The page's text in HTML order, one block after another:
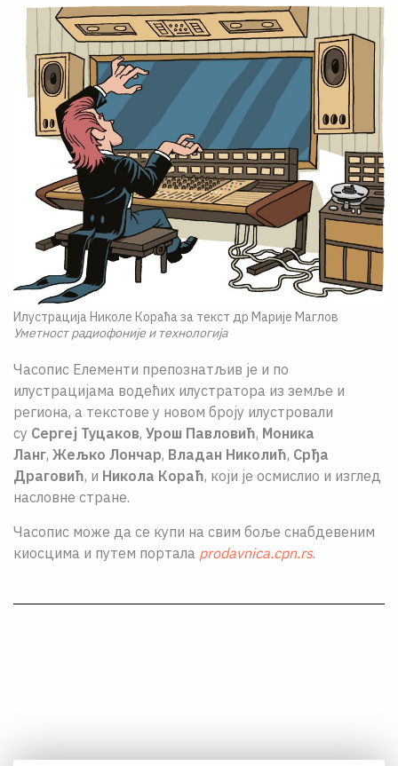
Илустрација Николе Кораћа за текст др Марије Маглов
Уметност радиофоније и технологија
Часопис Елементи препознатљив је и по
илустрацијама водећих илустратора из земље и
региона, а текстове у новом броју илустровали
су Сергеј Туцаков, Урош Павловић, Моника
Ланг, Жељко Лончар, Владан Николић, Срђа
Драговић, и Никола Кораћ, који је осмислио и изглед
насловне стране.
Часопис може да се купи на свим боље снабдевеним
киосцима и путем портала prodavnica.cpn.rs.